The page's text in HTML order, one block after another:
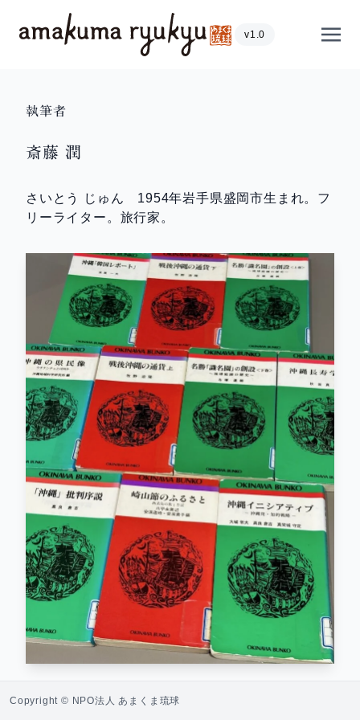
v1.0
執筆者
斎藤 潤
さいとう じゅん 1954年岩手県盛岡市生まれ。フ
リーライター。旅行家。
おきなわ文庫
Copyright © NPO法人 あまくま琉球